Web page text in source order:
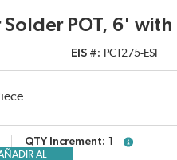
POT, 6'
EIS # PC1275-ESI
QTY Increment
more info
AL